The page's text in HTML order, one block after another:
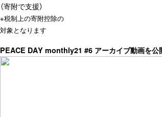
（寄附で支援）
※税制上の寄附控除の
対象となります
PEACE DAY monthly21 #6 アーカイブ動画を公